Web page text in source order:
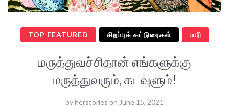
TOP FEATURED சிறப்புக் கட்டுரைகள் பாரி
மருத்துவச்சிதான் எங்களுக்கு
மருத்துவரும், கடவுளும்!
byherstories on June 15, 2021